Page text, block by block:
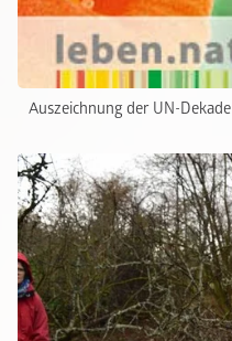
Auszeichnung der UN-Dekade